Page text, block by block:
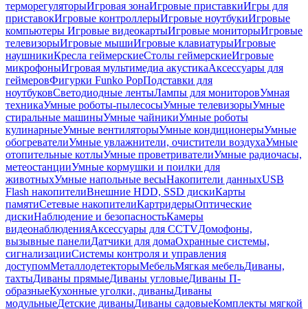
терморегуляторыИгровая зонаИгровые приставкиИгры для
приставокИгровые контроллерыИгровые ноутбукиИгровые
компьютеры Игровые видеокартыИгровые мониторыИгровые
телевизорыИгровые мышиИгровые клавиатурыИгровые
наушникиКресла геймерскиеСтолы геймерскиеИгровые
микрофоныИгровая мультимедиа акустикаАксессуары для
геймеровФигурки Funko PopПодставки для
ноутбуковСветодиодные лентыЛампы для мониторовУмная
техникаУмные роботы-пылесосыУмные телевизорыУмные
стиральные машиныУмные чайникиУмные роботы
кулинарныеУмные вентиляторыУмные кондиционерыУмные
обогревателиУмные увлажнители, очистители воздухаУмные
отопительные котлыУмные проветривателиУмные радиочасы,
метеостанцииУмные кормушки и поилки для
животныхУмные напольные весыНакопители данныхUSB
Flash накопителиВнешние HDD, SSD дискиКарты
памятиСетевые накопителиКартридерыОптические
дискиНаблюдение и безопасностьКамеры
видеонаблюденияАксессуары для CCTVДомофоны,
вызывные панелиДатчики для домаОхранные системы,
сигнализацииСистемы контроля и управления
доступомМеталлодетекторыМебельМягкая мебельДиваны,
тахтыДиваны прямыеДиваны угловыеДиваны П-
образныеКухонные уголки, диваныДиваны
модульныеДетские диваныДиваны садовыеКомплекты мягкой